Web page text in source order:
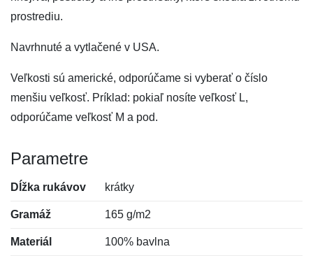
prostrediu.
Navrhnuté a vytlačené v USA.
Veľkosti sú americké, odporúčame si vyberať o číslo
menšiu veľkosť. Príklad: pokiaľ nosíte veľkosť L,
odporúčame veľkosť M a pod.
Parametre
Dĺžka rukávov krátky
Gramáž 165 g/m2
Materiál 100% bavlna